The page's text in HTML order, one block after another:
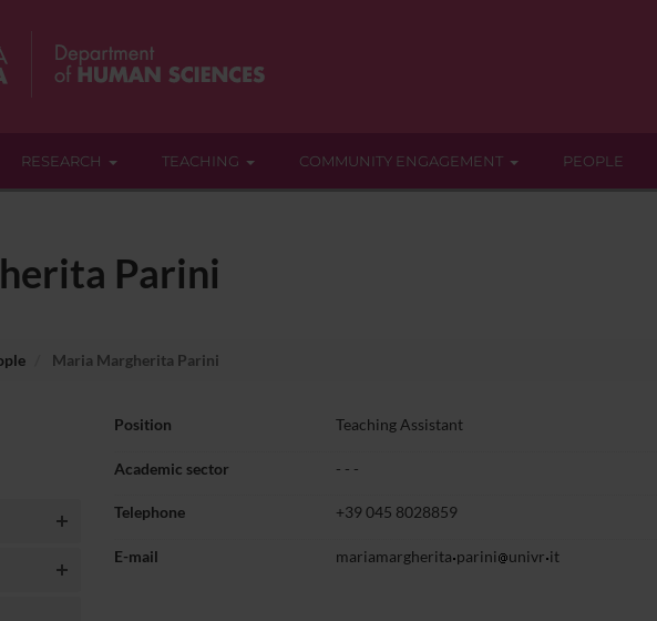
RESEARCH TEACHING COMMUNITY ENGAGEMENT PEOPLE
Parini
Maria Margherita Parini
Position Teaching Assistant
Academic sector - - -
Telephone +39 045 8028859
E-mail mariamargherita parini univr it